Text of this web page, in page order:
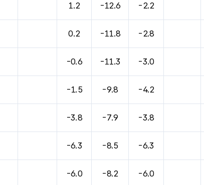
1.2 -12.6 -2.2
0.2 -11.8 -2.8
-0.6 -11.3 -3.0
-1.5 -9.8 -4.2
-3.8 -7.9 -3.8
-6.3 -8.5 -6.3
-6.0 -8.2 -6.0